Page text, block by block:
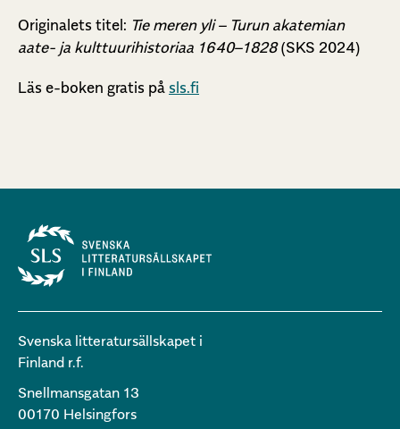
Originalets titel: Tie meren yli – Turun akatemian
aate- ja kulttuurihistoriaa 1640–1828(SKS 2024)
Läs e-boken gratis på sls.fi
Svenska litteratursällskapet i
Finland r.f.
Snellmansgatan 13
00170 Helsingfors